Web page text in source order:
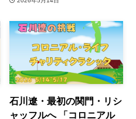
石川遼・最初の関門・リシ
ャッフルへ 「コロニアル